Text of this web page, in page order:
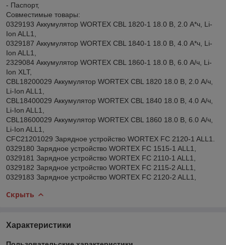
- Паспорт,
Совместимые товары:
0329193 Аккумулятор WORTEX CBL 1820-1 18.0 В, 2.0 А*ч, Li-
Ion ALL1,
0329187 Аккумулятор WORTEX CBL 1840-1 18.0 В, 4.0 А*ч, Li-
Ion ALL1,
2329084 Аккумулятор WORTEX CBL 1860-1 18.0 В, 6.0 А/ч, Li-
Ion XLT,
CBL18200029 Аккумулятор WORTEX CBL 1820 18.0 В, 2.0 А/ч,
Li-Ion ALL1,
CBL18400029 Аккумулятор WORTEX CBL 1840 18.0 В, 4.0 А/ч,
Li-Ion ALL1,
CBL18600029 Аккумулятор WORTEX CBL 1860 18.0 В, 6.0 А/ч,
Li-Ion ALL1,
CFC21201029 Зарядное устройство WORTEX FC 2120-1 ALL1.
0329180 Зарядное устройство WORTEX FC 1515-1 ALL1,
0329181 Зарядное устройство WORTEX FC 2110-1 ALL1,
0329182 Зарядное устройство WORTEX FC 2115-2 ALL1,
0329183 Зарядное устройство WORTEX FC 2120-2 ALL1,
Скрыть
Характеристики